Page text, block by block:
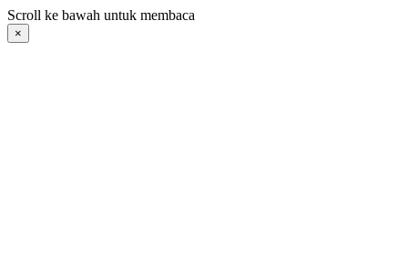
Langsung
ke
konten
Scroll ke bawah untuk membaca
×